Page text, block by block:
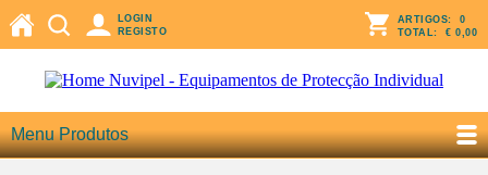
LOGIN
REGISTO
ARTIGOS: 0
TOTAL: € 0,00
Menu Produtos